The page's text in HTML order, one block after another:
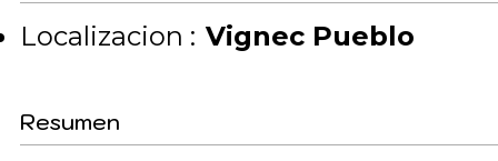
Localizacion : Vignec Pueblo
Resumen